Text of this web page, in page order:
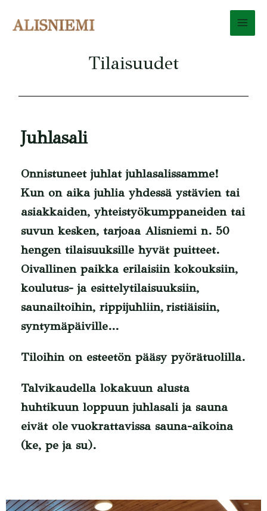
Tilaisuudet
Juhlasali
Onnistuneet juhlat juhlasalissamme!
Kun on aika juhlia yhdessä ystävien tai
asiakkaiden, yhteistyökumppaneiden tai
suvun kesken, tarjoaa Alisniemi n. 50
hengen tilaisuuksille hyvät puitteet.
Oivallinen paikka erilaisiin kokouksiin,
koulutus- ja esittelytilaisuuksiin,
saunailtoihin, rippijuhliin, ristiäisiin,
syntymäpäiville…
Tiloihin on esteetön pääsy pyörätuolilla.
Talvikaudella lokakuun alusta
huhtikuun loppuun juhlasali ja sauna
eivät ole vuokrattavissa sauna-aikoina
(ke, pe ja su).